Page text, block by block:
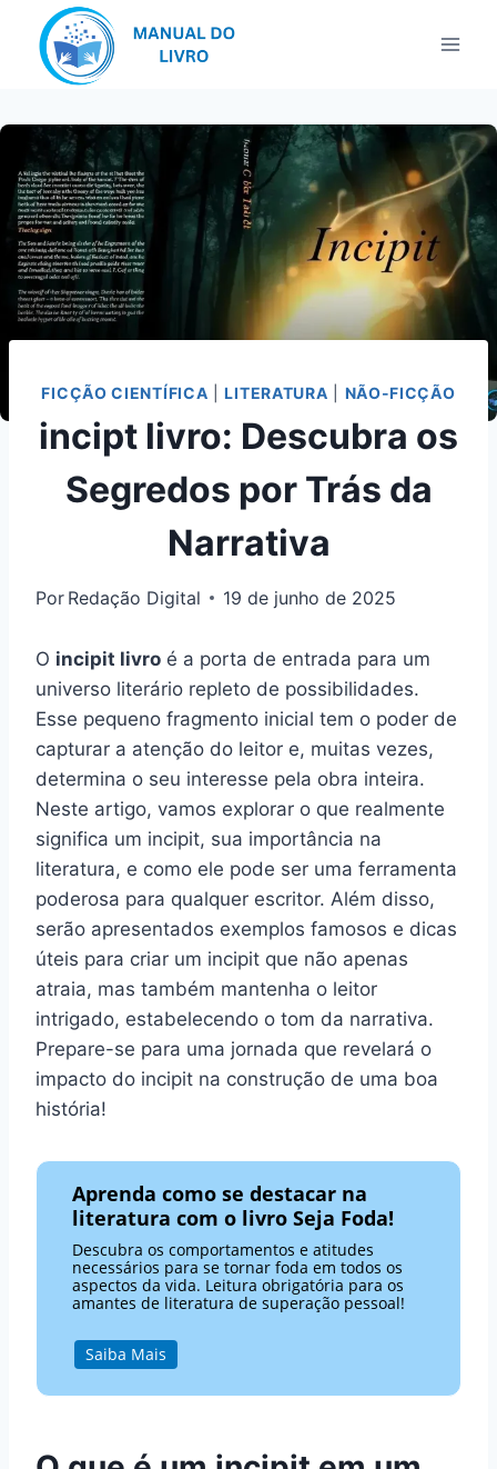
FICÇÃO CIENTÍFICA |LITERATURA NÃO-FICÇÃO
incipt livro: Descubra os
Segredos por Trás da
Narrativa
Por Redação Digital 19 de junho de 2025
O incipit livro é a porta de entrada para um
universo literário repleto de possibilidades.
Esse pequeno fragmento inicial tem o poder de
capturar a atenção do leitor e, muitas vezes,
determina o seu interesse pela obra inteira.
Neste artigo, vamos explorar o que realmente
significa um incipit, sua importância na
literatura, e como ele pode ser uma ferramenta
poderosa para qualquer escritor. Além disso,
serão apresentados exemplos famosos e dicas
úteis para criar um incipit que não apenas
atraia, mas também mantenha o leitor
intrigado, estabelecendo o tom da narrativa.
Prepare-se para uma jornada que revelará o
impacto do incipit na construção de uma boa
história!
Aprenda como se destacar na
literatura com o livro Seja Foda!
Descubra os comportamentos e atitudes
necessários para se tornar foda em todos os
aspectos da vida. Leitura obrigatória para os
amantes de literatura de superação pessoal!
Saiba Mais